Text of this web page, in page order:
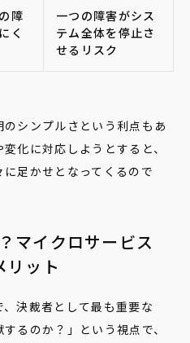
障
く
一つの障害がシス
テム全体を停止さ
せるリスク
シンプルさという利点もあ
化に対応しようとすると、
足かせとなってくるので
マイクロサービス
リット
決裁者として最も重要な
るのか？」という視点で、